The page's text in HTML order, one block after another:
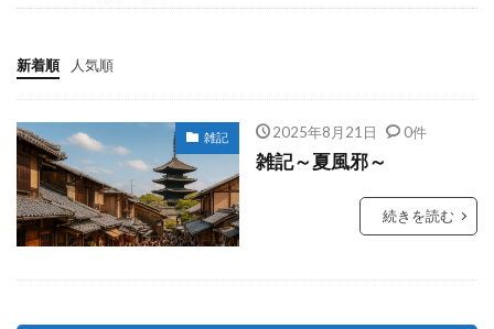
新着順 人気順
雑記 2025年8月21日 0件
雑記～夏風邪～
続きを読む